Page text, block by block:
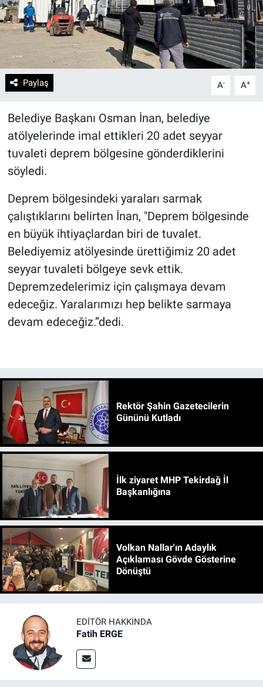
Paylaş A- A+
Belediye Başkanı Osman İnan, belediye
atölyelerinde imal ettikleri 20 adet seyyar
tuvaleti deprem bölgesine gönderdiklerini
söyledi.
Deprem bölgesindeki yaraları sarmak
çalıştıklarını belirten İnan, "Deprem bölgesinde
en büyük ihtiyaçlardan biri de tuvalet.
Belediyemiz atölyesinde ürettiğimiz 20 adet
seyyar tuvaleti bölgeye sevk ettik.
Depremzedelerimiz için çalışmaya devam
edeceğiz. Yaralarımızı hep belikte sarmaya
devam edeceğiz.”dedi.
Rektör Şahin Gazetecilerin
Gününü Kutladı
İlk ziyaret MHP Tekirdağ İl
Başkanlığına
Volkan Nallar'ın Adaylık
Açıklaması Gövde Gösterine
Dönüştü
EDITÖR HAKKINDA
Fatih ERGE